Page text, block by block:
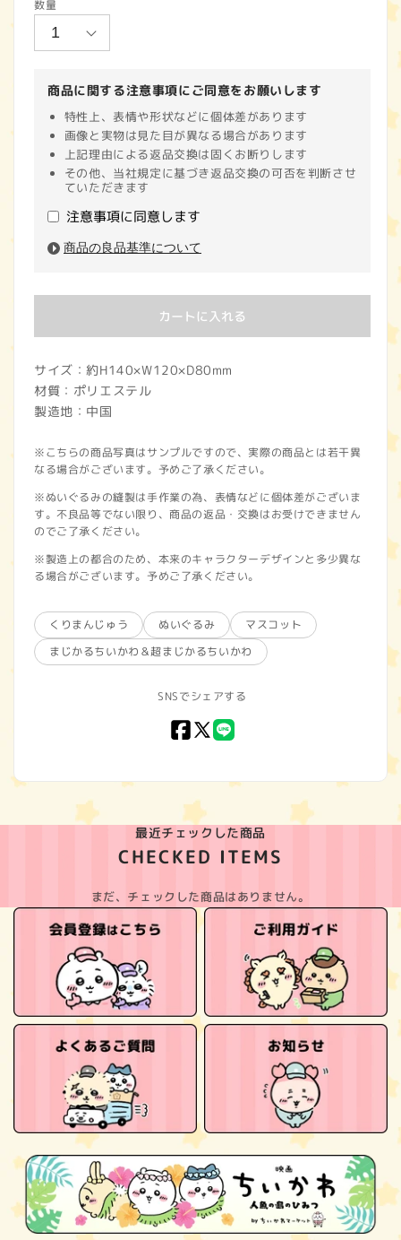
数量
商品に関する注意事項にご同意をお願いします
特性上、表情や形状などに個体差があります
画像と実物は見た目が異なる場合があります
上記理由による返品交換は固くお断りします
その他、当社規定に基づき返品交換の可否を判断させ
ていただきます
注意事項に同意します
商品の良品基準について
カートに入れる
サイズ：約H140×W120×D80mm
材質：ポリエステル
製造地：中国
※こちらの商品写真はサンプルですので、実際の商品とは若干異
なる場合がございます。予めご了承ください。
※ぬいぐるみの縫製は手作業の為、表情などに個体差がございま
す。不良品等でない限り、商品の返品・交換はお受けできません
のでご了承ください。
※製造上の都合のため、本来のキャラクターデザインと多少異な
る場合がございます。予めご了承ください。
くりまんじゅう ぬいぐるみ
マスコット
まじかるちいかわ＆超まじかるちいかわ
SNSでシェアする
Facebook
X
最近チェックした商品
CHECKED ITEMS
まだ、チェックした商品はありません。